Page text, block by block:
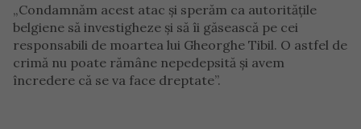
„Condamnăm acest atac și sperăm ca autoritățile
belgiene să investigheze și să îi găsească pe cei
responsabili de moartea lui Gheorghe Tibil. O astfel de
crimă nu poate rămâne nepedepsită și avem
încredere că se va face dreptate”.